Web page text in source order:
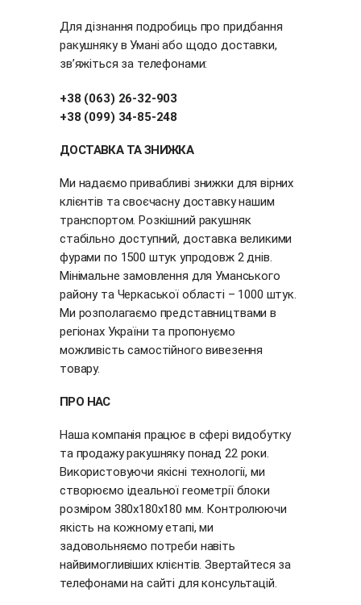
Для дізнання подробиць про придбання
ракушняку в Умані або щодо доставки,
зв’яжіться за телефонами:
+38 (063) 26-32-903
+38 (099) 34-85-248
ДОСТАВКА ТА ЗНИЖКА
Ми надаємо привабливі знижки для вірних
клієнтів та своєчасну доставку нашим
транспортом. Розкішний ракушняк
стабільно доступний, доставка великими
фурами по 1500 штук упродовж 2 днів.
Мінімальне замовлення для Уманського
району та Черкаської області – 1000 штук.
Ми розполагаємо представництвами в
регіонах України та пропонуємо
можливість самостійного вивезення
товару.
ПРО НАС
Наша компанія працює в сфері видобутку
та продажу ракушняку понад 22 роки.
Використовуючи якісні технології, ми
створюємо ідеальної геометрії блоки
розміром 380х180х180 мм. Контролюючи
якість на кожному етапі, ми
задовольняємо потреби навіть
найвимогливіших клієнтів. Звертайтеся за
телефонами на сайті для консультацій.